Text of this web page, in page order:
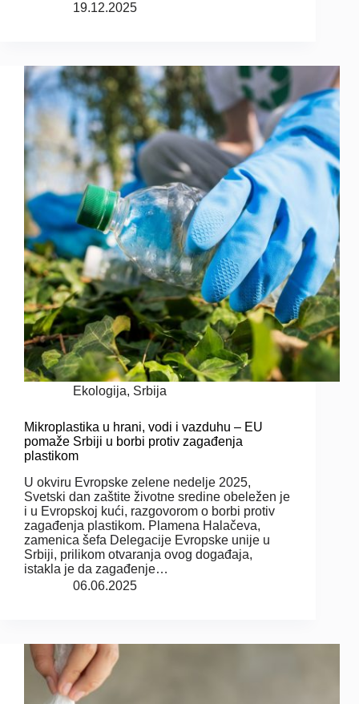
19.12.2025
Ekologija, Srbija
Mikroplastika u hrani, vodi i vazduhu – EU
pomaže Srbiji u borbi protiv zagađenja
plastikom
U okviru Evropske zelene nedelje 2025,
Svetski dan zaštite životne sredine obeležen je
i u Evropskoj kući, razgovorom o borbi protiv
zagađenja plastikom. Plamena Halačeva,
zamenica šefa Delegacije Evropske unije u
Srbiji, prilikom otvaranja ovog događaja,
istakla je da zagađenje…
06.06.2025